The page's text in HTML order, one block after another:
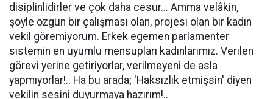
disiplinlidirler ve çok daha cesur... Amma velâkin,
şöyle özgün bir çalışması olan, projesi olan bir kadın
vekil göremiyorum. Erkek egemen parlamenter
sistemin en uyumlu mensupları kadınlarımız. Verilen
görevi yerine getiriyorlar, verilmeyeni de asla
yapmıyorlar!.. Ha bu arada; 'Haksızlık etmişsin' diyen
vekilin sesini duyurmaya hazırım!..